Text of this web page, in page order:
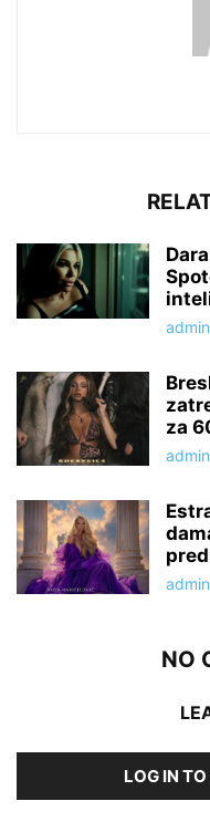
admin
za
admin
admin
NO
LOG IN